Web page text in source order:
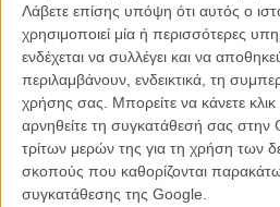
Λάβετε επίσης υπόψη ότι αυτός ο
χρησιμοποιεί μία ή περισσότερες
ενδέχεται να συλλέγει και να
περιλαμβάνουν, ενδεικτικά, τη
χρήσης σας. Μπορείτε να κάνετε
αρνηθείτε τη συγκατάθεσή σας στην
τρίτων μερών της για τη χρήση των
σκοπούς που καθορίζονται
συγκατάθεσης της Google.